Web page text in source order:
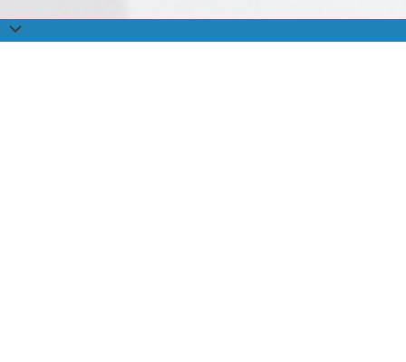
Прокрутить